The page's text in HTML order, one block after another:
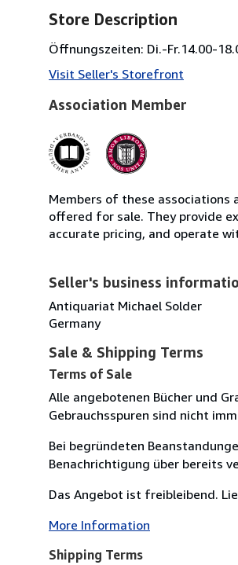
Store Description
Öffnungszeiten: Di.-Fr.14.00-
Visit Seller's Storefront
Association Member
Members of these
offered for sale. They provide
accurate pricing, and operate
Seller's business
Antiquariat Michael Solder
Germany
Sale & Shipping Terms
Terms of Sale
Alle angebotenen Bücher und
Gebrauchsspuren sind nicht
Bei begründeten
Benachrichtigung über bereits
Das Angebot ist freibleibend.
More Information
Shipping Terms